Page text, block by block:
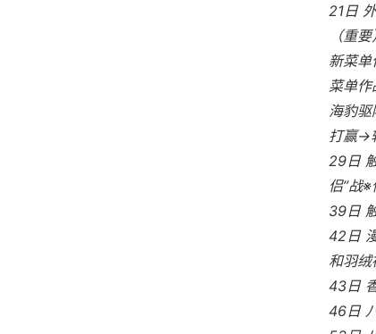
21日
（重
新菜
菜单作
海豹
打赢→
29日
侣”战
39日
42日
和羽绒
43日
46日